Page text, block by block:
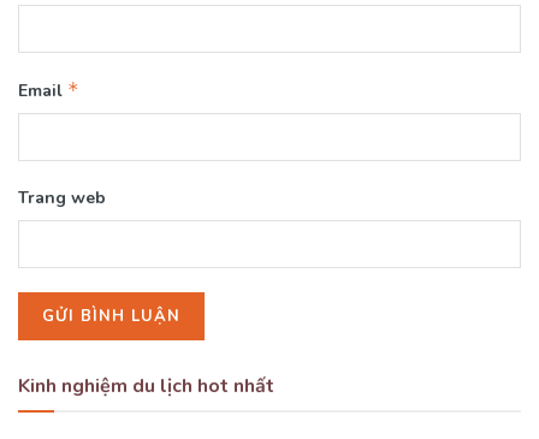
Email *
Trang web
Kinh nghiệm du lịch hot nhất